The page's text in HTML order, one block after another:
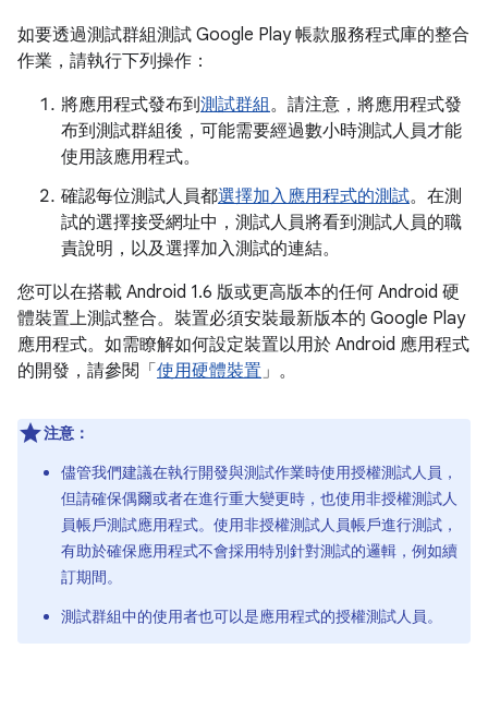
如要透過測試群組測試 Google Play 帳款服務程式庫的整合
作業，請執行下列操作：
將應用程式發布到測試群組。請注意，將應用程式發
布到測試群組後，可能需要經過數小時測試人員才能
使用該應用程式。
確認每位測試人員都選擇加入應用程式的測試。在測
試的選擇接受網址中，測試人員將看到測試人員的職
責說明，以及選擇加入測試的連結。
您可以在搭載 Android 1.6 版或更高版本的任何 Android 硬
體裝置上測試整合。裝置必須安裝最新版本的 Google Play
應用程式。如需瞭解如何設定裝置以用於 Android 應用程式
的開發，請參閱「使用硬體裝置 」。
注意：
儘管我們建議在執行開發與測試作業時使用授權測試人員，
但請確保偶爾或者在進行重大變更時，也使用非授權測試人
員帳戶測試應用程式。使用非授權測試人員帳戶進行測試，
有助於確保應用程式不會採用特別針對測試的邏輯，例如續
訂期間。
測試群組中的使用者也可以是應用程式的授權測試人員。